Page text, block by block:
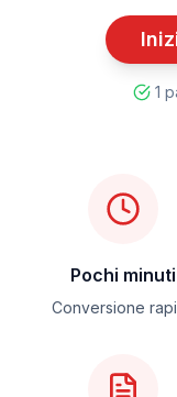
1
Pochi minuti
Conversione